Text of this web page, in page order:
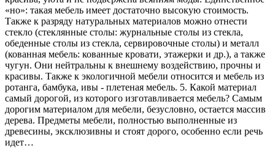
«но»: такая мебель имеет достаточно высокую стоимость.
Также к разряду натуральных материалов можно отнести
стекло (стеклянные столы: журнальные столы из стекла,
обеденные столы из стекла, сервировочные столы) и металл
(кованная мебель: кованные кровати, этажерки и др.), а также
чугун. Они нейтральны к внешнему воздействию, прочны и
красивы. Также к экологичной мебели относится и мебель из
ротанга, бамбука, ивы - плетеная мебель. 5. Какой материал
самый дорогой, из которого изготавливается мебель? Самым
дорогим материалом для мебели, безусловно, остается массив
дерева. Предметы мебели, полностью выполненные из
древесины, эксклюзивны и стоят дорого, особенно если речь
идет…